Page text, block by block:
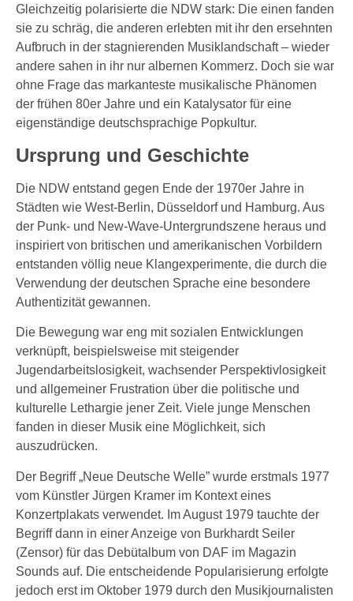
Gleichzeitig polarisierte die NDW stark: Die einen fanden
sie zu schräg, die anderen erlebten mit ihr den ersehnten
Aufbruch in der stagnierenden Musiklandschaft – wieder
andere sahen in ihr nur albernen Kommerz. Doch sie war
ohne Frage das markanteste musikalische Phänomen
der frühen 80er Jahre und ein Katalysator für eine
eigenständige deutschsprachige Popkultur.
Ursprung und Geschichte
Die NDW entstand gegen Ende der 1970er Jahre in
Städten wie West-Berlin, Düsseldorf und Hamburg. Aus
der Punk- und New-Wave-Untergrundszene heraus und
inspiriert von britischen und amerikanischen Vorbildern
entstanden völlig neue Klangexperimente, die durch die
Verwendung der deutschen Sprache eine besondere
Authentizität gewannen.
Die Bewegung war eng mit sozialen Entwicklungen
verknüpft, beispielsweise mit steigender
Jugendarbeitslosigkeit, wachsender Perspektivlosigkeit
und allgemeiner Frustration über die politische und
kulturelle Lethargie jener Zeit. Viele junge Menschen
fanden in dieser Musik eine Möglichkeit, sich
auszudrücken.
Der Begriff „Neue Deutsche Welle” wurde erstmals 1977
vom Künstler Jürgen Kramer im Kontext eines
Konzertplakats verwendet. Im August 1979 tauchte der
Begriff dann in einer Anzeige von Burkhardt Seiler
(Zensor) für das Debütalbum von DAF im Magazin
Sounds auf. Die entscheidende Popularisierung erfolgte
jedoch erst im Oktober 1979 durch den Musikjournalisten